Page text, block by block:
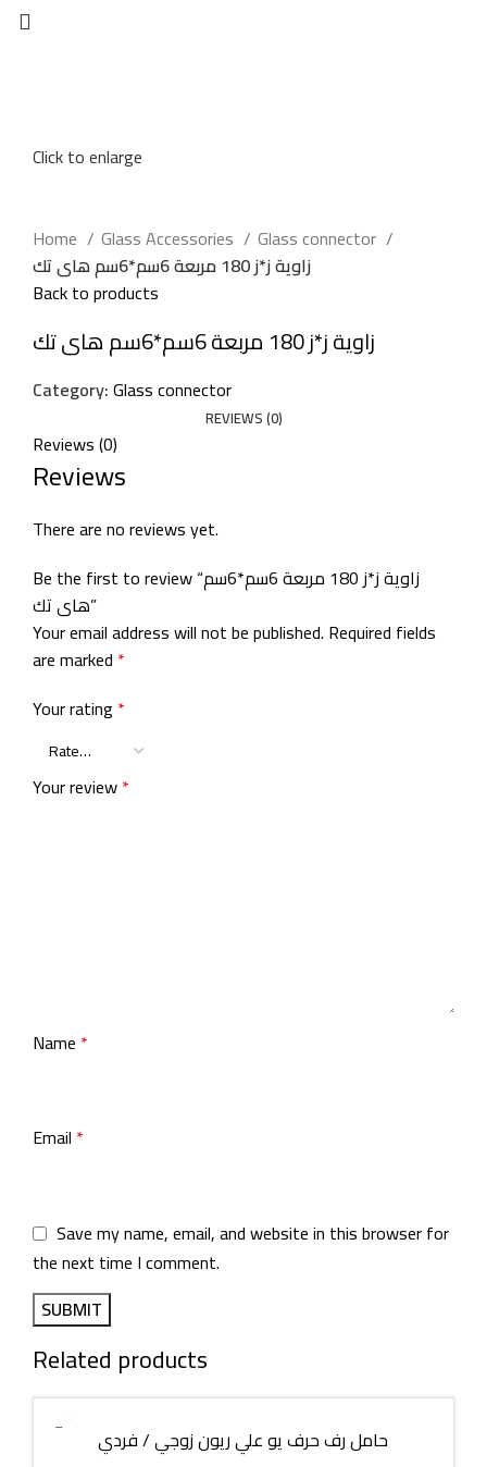
Click to enlarge
Home Glass Accessories
Glass connector
زاوية ز*ز 180 مربعة 6سم*6سم هاى تك
Back to products
زاوية ز*ز 180 مربعة 6سم*6سم هاى تك
Category:Glass connector
REVIEWS (0)
Reviews (0)
Reviews
There are no reviews yet.
Be the first to review “زاوية ز*ز 180 مربعة 6سم*6سم
هاى تك”
Your email address will not be published. Required fields
are marked *
Your rating *
Your review*
Name *
Email *
Save my name, email, and website in this browser for
the next time I comment.
Related products
حامل رف حرف يو علي ريون زوجي / فردي